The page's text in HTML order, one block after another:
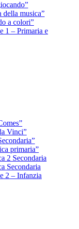
della musica”
a colori”
1 – Primaria e
Vinci”
primaria”
2 Secondaria
Secondaria
2 – Infanzia